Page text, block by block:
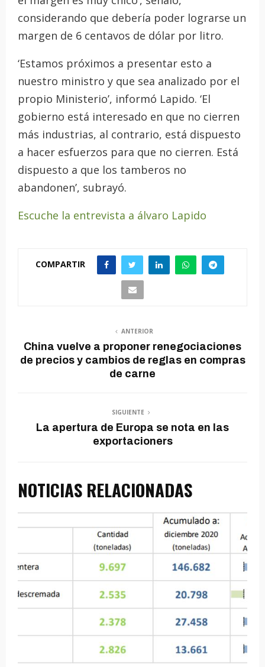
considerando que debería poder lograrse un
margen de 6 centavos de dólar por litro.
‘Estamos próximos a presentar esto a
nuestro ministro y que sea analizado por el
propio Ministerio’, informó Lapido. ‘El
gobierno está interesado en que no cierren
más industrias, al contrario, está dispuesto
a hacer esfuerzos para que no cierren. Está
dispuesto a que los tamberos no
abandonen’, subrayó.
Escuche la entrevista a álvaro Lapido
COMPARTIR
ANTERIOR
China vuelve a proponer renegociaciones
de precios y cambios de reglas en compras
de carne
SIGUIENTE
La apertura de Europa se nota en las
exportacioners
NOTICIAS RELACIONADAS